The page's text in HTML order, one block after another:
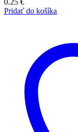
0.25 €
Pridať do košíka